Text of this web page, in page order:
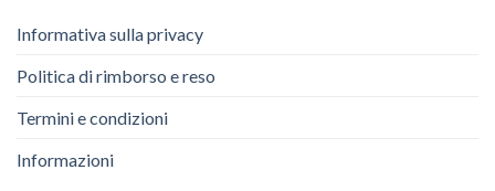
Informativa sulla privacy
Politica di rimborso e reso
Termini e condizioni
Informazioni